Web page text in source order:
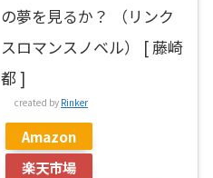
の夢を見るか？ （リンク
スロマンスノベル） [ 藤崎
都 ]
created by Rinker
Amazon
楽天市場